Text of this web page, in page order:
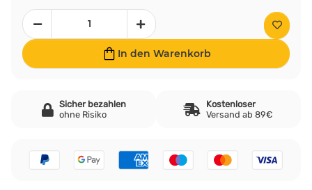
In den Warenkorb
Sicher bezahlen
ohne Risiko
Kostenloser
Versand ab 89€